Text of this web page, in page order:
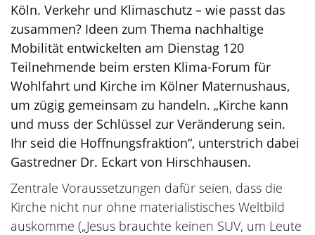
Köln. Verkehr und Klimaschutz – wie passt das
zusammen? Ideen zum Thema nachhaltige
Mobilität entwickelten am Dienstag 120
Teilnehmende beim ersten Klima-Forum für
Wohlfahrt und Kirche im Kölner Maternushaus,
um zügig gemeinsam zu handeln. „Kirche kann
und muss der Schlüssel zur Veränderung sein.
Ihr seid die Hoffnungsfraktion“, unterstrich dabei
Gastredner Dr. Eckart von Hirschhausen.
Zentrale Voraussetzungen dafür seien, dass die
Kirche nicht nur ohne materialistisches Weltbild
auskomme („Jesus brauchte keinen SUV, um Leute